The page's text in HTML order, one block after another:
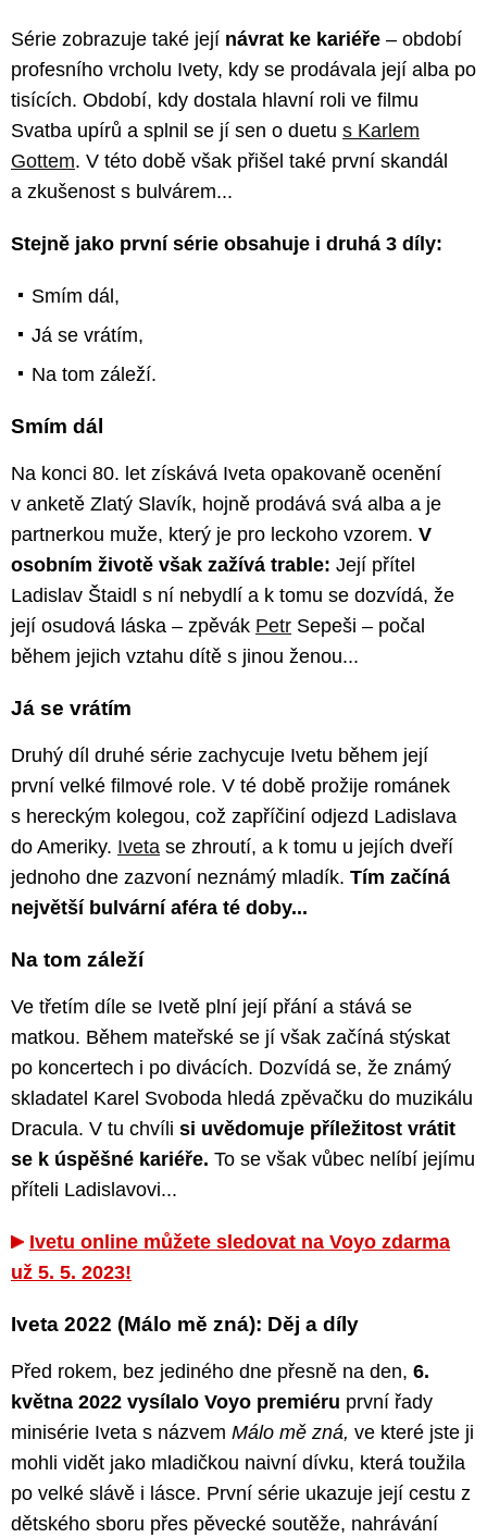
Série zobrazuje také její návrat ke kariéře – období
profesního vrcholu Ivety, kdy se prodávala její alba po
tisících. Období, kdy dostala hlavní roli ve filmu
Svatba upírů a splnil se jí sen o duetu s Karlem
Gottem. V této době však přišel také první skandál
a zkušenost s bulvárem...
Stejně jako první série obsahuje i druhá 3 díly:
Smím dál,
Já se vrátím,
Na tom záleží.
Smím dál
Na konci 80. let získává Iveta opakovaně ocenění
v anketě Zlatý Slavík, hojně prodává svá alba a je
partnerkou muže, který je pro leckoho vzorem. V
osobním životě však zažívá trable: Její přítel
Ladislav Štaidl s ní nebydlí a k tomu se dozvídá, že
její osudová láska – zpěvák Petr Sepeši – počal
během jejich vztahu dítě s jinou ženou...
Já se vrátím
Druhý díl druhé série zachycuje Ivetu během její
první velké filmové role. V té době prožije románek
s hereckým kolegou, což zapříčiní odjezd Ladislava
do Ameriky. Iveta se zhroutí, a k tomu u jejích dveří
jednoho dne zazvoní neznámý mladík. Tím začíná
největší bulvární aféra té doby...
Na tom záleží
Ve třetím díle se Ivetě plní její přání a stává se
matkou. Během mateřské se jí však začíná stýskat
po koncertech i po divácích. Dozvídá se, že známý
skladatel Karel Svoboda hledá zpěvačku do muzikálu
Dracula. V tu chvíli si uvědomuje příležitost vrátit
se k úspěšné kariéře. To se však vůbec nelíbí jejímu
příteli Ladislavovi...
Ivetu online můžete sledovat na Voyo zdarma
už 5. 5. 2023!
Iveta 2022 (Málo mě zná): Děj a díly
Před rokem, bez jediného dne přesně na den, 6.
května 2022 vysílalo Voyo premiéru první řady
minisérie Iveta s názvem Málo mě zná, ve které jste ji
mohli vidět jako mladičkou naivní dívku, která toužila
po velké slávě i lásce. První série ukazuje její cestu z
dětského sboru přes pěvecké soutěže, nahrávání